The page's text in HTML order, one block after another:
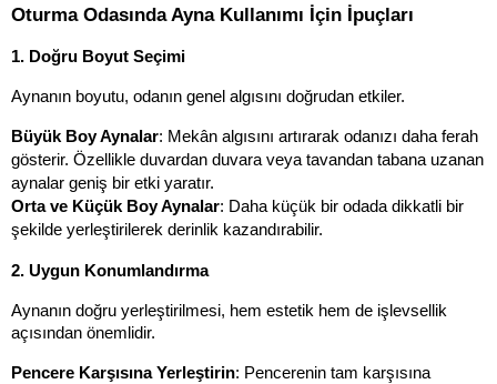
Oturma Odasında Ayna Kullanımı İçin İpuçları
1. Doğru Boyut Seçimi
Aynanın boyutu, odanın genel algısını doğrudan etkiler.
Büyük Boy Aynalar: Mekân algısını artırarak odanızı daha ferah
gösterir. Özellikle duvardan duvara veya tavandan tabana uzanan
aynalar geniş bir etki yaratır.
Orta ve Küçük Boy Aynalar: Daha küçük bir odada dikkatli bir
şekilde yerleştirilerek derinlik kazandırabilir.
2. Uygun Konumlandırma
Aynanın doğru yerleştirilmesi, hem estetik hem de işlevsellik
açısından önemlidir.
Pencere Karşısına Yerleştirin: Pencerenin tam karşısına